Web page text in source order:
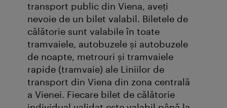
transport public din Viena, aveți
nevoie de un bilet valabil. Biletele de
călătorie sunt valabile în toate
tramvaiele, autobuzele și autobuzele
de noapte, metrouri și tramvaiele
rapide (tramvaie) ale Liniilor de
transport din Viena din zona centrală
a Vienei. Fiecare bilet de călătorie